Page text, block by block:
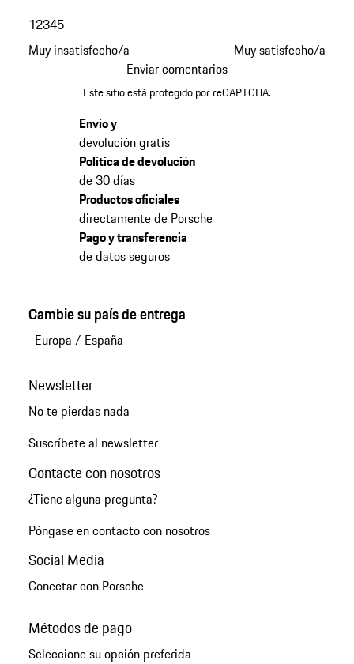
Muy insatisfecho/a
12345
Muy satisfecho/a
Enviar comentarios
Este sitio está protegido por reCAPTCHA.
Envío y
devolución gratis
Política de devolución
de 30 días
Productos oficiales
directamente de Porsche
Pago y transferencia
de datos seguros
Cambie su país de entrega
Europa / España
Newsletter
No te pierdas nada
Suscríbete al newsletter
Contacte con nosotros
¿Tiene alguna pregunta?
Póngase en contacto con nosotros
Social Media
Conectar con Porsche
Métodos de pago
Seleccione su opción preferida